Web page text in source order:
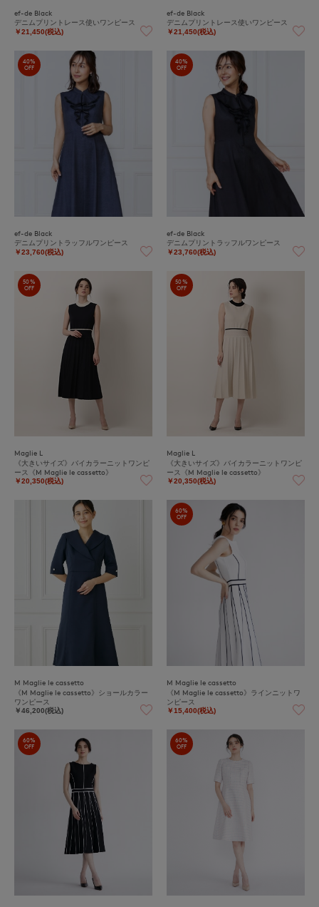
ef-de Black
デニムプリントレース使いワンピース
￥21,450(税込)
ef-de Black
デニムプリントレース使いワンピース
￥21,450(税込)
40%
OFF
ef-de Black
デニムプリントラッフルワンピース
￥23,760(税込)
40%
OFF
ef-de Black
デニムプリントラッフルワンピース
￥23,760(税込)
50%
OFF
Maglie L
《大きいサイズ》バイカラーニットワンピ
ース《M Maglie le cassetto》
￥20,350(税込)
50%
OFF
Maglie L
《大きいサイズ》バイカラーニットワンピ
ース《M Maglie le cassetto》
￥20,350(税込)
M Maglie le cassetto
《M Maglie le cassetto》ショールカラー
ワンピース
￥46,200(税込)
60%
OFF
M Maglie le cassetto
《M Maglie le cassetto》ラインニットワ
ンピース
￥15,400(税込)
60%
OFF
60%
OFF